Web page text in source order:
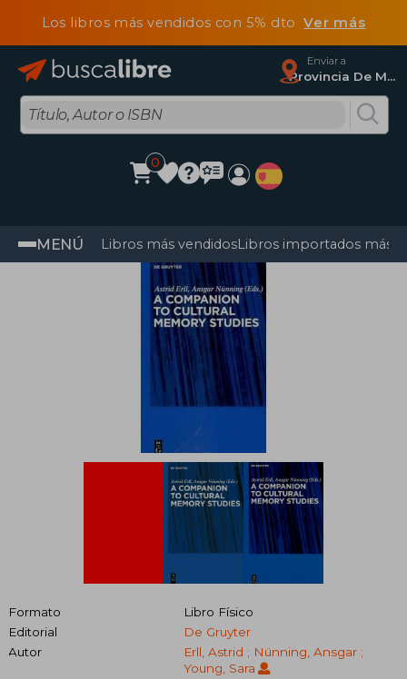
Los libros más vendidos con 5% dtoVer más
Enviar a
Provincia De Madrid
0
MENÚ Libros más vendidosLibros importados más
Formato
Libro Físico
Editorial
De Gruyter
Autor
Erll, Astrid ; Nünning, Ansgar ;
Young, Sara